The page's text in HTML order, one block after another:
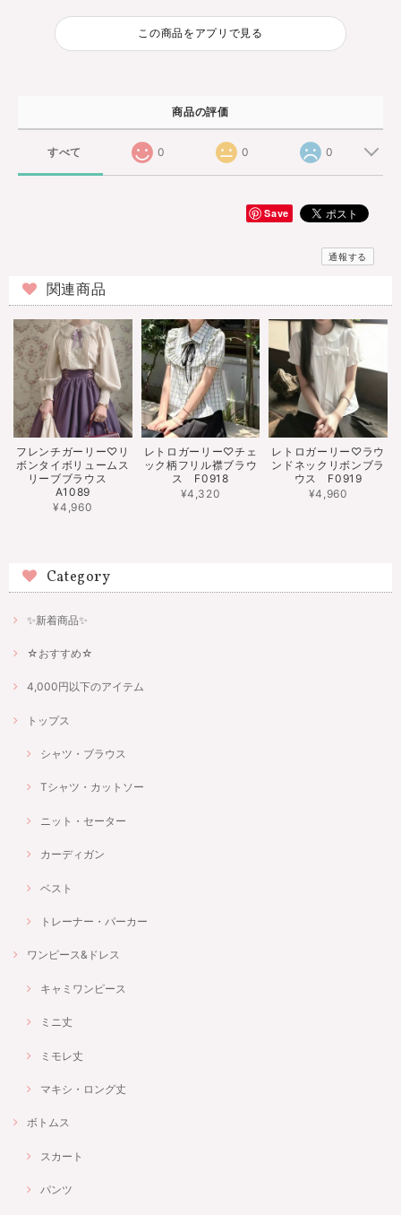
この商品をアプリで見る
商品の評価
すべて 0 0 0
Save
通報する
関連商品
フレンチガーリー♡リ
ボンタイボリュームス
リーブブラウス
A1089
¥4,960
レトロガーリー♡チェ
ック柄フリル襟ブラウ
ス F0918
¥4,320
レトロガーリー♡ラウ
ンドネックリボンブラ
ウス F0919
¥4,960
Category
✨新着商品✨
☆おすすめ☆
4,000円以下のアイテム
トップス
シャツ・ブラウス
Tシャツ・カットソー
ニット・セーター
カーディガン
ベスト
トレーナー・パーカー
ワンピース&ドレス
キャミワンピース
ミニ丈
ミモレ丈
マキシ・ロング丈
ボトムス
スカート
パンツ